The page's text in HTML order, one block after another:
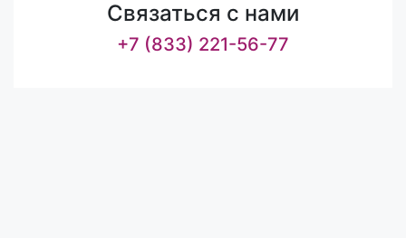
Связаться с нами
+7 (833) 221-56-77